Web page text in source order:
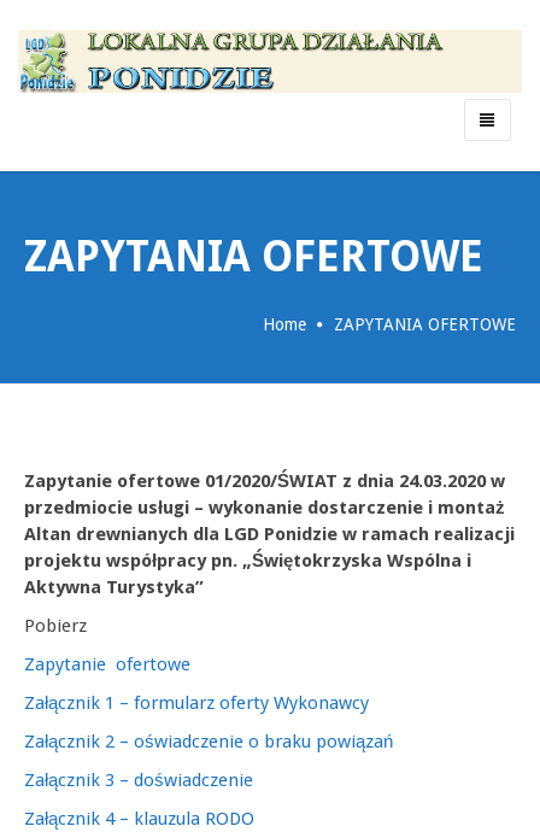
Menu
ZAPYTANIA OFERTOWE
Home ZAPYTANIA OFERTOWE
Zapytanie ofertowe 01/2020/ŚWIAT z dnia 24.03.2020 w
przedmiocie usługi – wykonanie dostarczenie i montaż
Altan drewnianych dla LGD Ponidzie w ramach realizacji
projektu współpracy pn. „Świętokrzyska Wspólna i
Aktywna Turystyka”
Pobierz
Zapytanie ofertowe
Załącznik 1 – formularz oferty Wykonawcy
Załącznik 2 – oświadczenie o braku powiązań
Załącznik 3 – doświadczenie
Załącznik 4 – klauzula RODO